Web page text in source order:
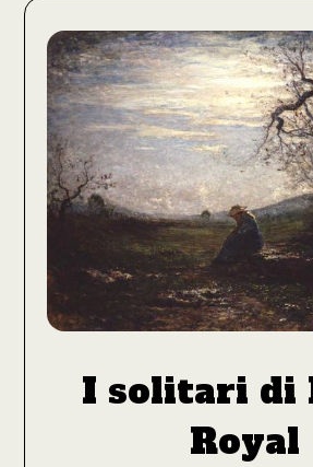
I solitari di
Royal